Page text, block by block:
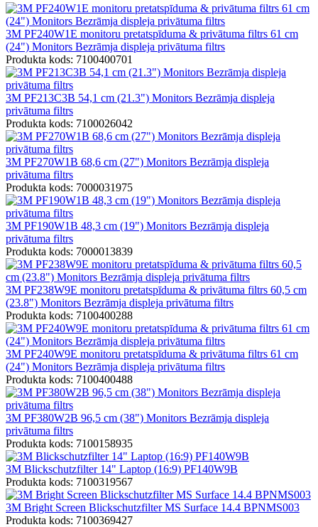
3M PF240W1E monitoru pretatspīduma & privātuma filtrs 61 cm
(24") Monitors Bezrāmja displeja privātuma filtrs
Produkta kods: 7100400701
3M PF213C3B 54,1 cm (21.3") Monitors Bezrāmja displeja
privātuma filtrs
Produkta kods: 7100026042
3M PF270W1B 68,6 cm (27") Monitors Bezrāmja displeja
privātuma filtrs
Produkta kods: 7000031975
3M PF190W1B 48,3 cm (19") Monitors Bezrāmja displeja
privātuma filtrs
Produkta kods: 7000013839
3M PF238W9E monitoru pretatspīduma & privātuma filtrs 60,5 cm
(23.8") Monitors Bezrāmja displeja privātuma filtrs
Produkta kods: 7100400288
3M PF240W9E monitoru pretatspīduma & privātuma filtrs 61 cm
(24") Monitors Bezrāmja displeja privātuma filtrs
Produkta kods: 7100400488
3M PF380W2B 96,5 cm (38") Monitors Bezrāmja displeja
privātuma filtrs
Produkta kods: 7100158935
3M Blickschutzfilter 14" Laptop (16:9) PF140W9B
Produkta kods: 7100319567
3M Bright Screen Blickschutzfilter MS Surface 14.4 BPNMS003
Produkta kods: 7100369427